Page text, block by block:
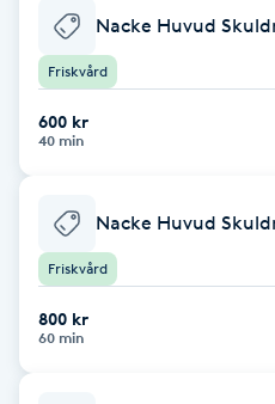
Föning
Gel naglar
Gelenaglar
Gellack
Gellack med förstärkning
Nacke Huvud
Friskvård
600 kr
40 min
Nacke Huvud
Friskvård
800 kr
60 min